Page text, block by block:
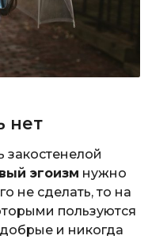
нет
закостенелой
эгоизм нужно
не сделать, то на
пользуются
и никогда